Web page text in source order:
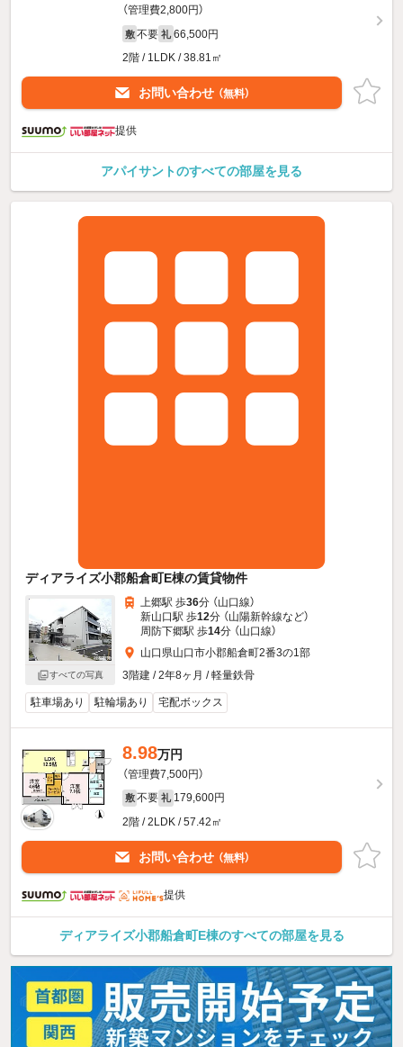
（管理費2,800円）
敷 不要 礼 66,500円
2階 / 1LDK / 38.81㎡
お問い合わせ （無料）
提供
アパイサントのすべての部屋を見る
ディアライズ小郡船倉町E棟の賃貸物件
すべての写真
上郷駅 歩36分 （山口線）
新山口駅 歩12分 （山陽新幹線など）
周防下郷駅 歩14分 （山口線）
山口県山口市小郡船倉町2番3の1部
3階建 / 2年8ヶ月 / 軽量鉄骨
駐車場あり 駐輪場あり 宅配ボックス
8.98万円
（管理費7,500円）
敷 不要 礼 179,600円
2階 / 2LDK / 57.42㎡
お問い合わせ （無料）
提供
ディアライズ小郡船倉町E棟のすべての部屋を見る